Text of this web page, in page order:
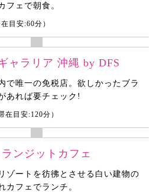
フェで朝食。
目安:60分）
ャラリア 沖縄 by DFS
で唯一の免税店。欲しかったブラ
あれば要チェック!
在目安:120分）
ランジットカフェ
ゾートを彷彿とさせる白い建物の
カフェでランチ。